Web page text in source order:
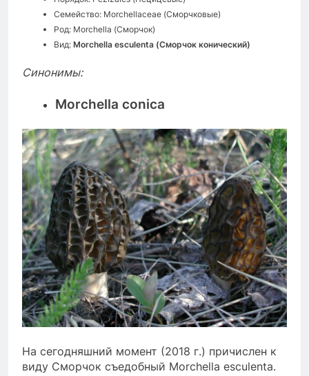
Семейство: Morchellaceae (Сморчковые)
Род: Morchella (Сморчок)
Вид: Morchella esculenta (Сморчок конический)
Синонимы:
Morchella conica
На сегодняшний момент (2018 г.) причислен к
виду Сморчок съедобный Morchella esculenta.